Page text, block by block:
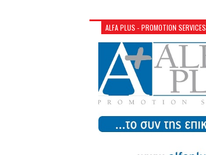
ALFA PLUS - PROMOTION SERVICES